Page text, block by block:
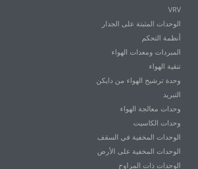
VRV
الوحدات المثبتة على الجدار
أنظمة التحكم
المبردات ومعدات الهواء
تنقية الهواء
وحدة ترشيح الهواء من دايكن
التبريد
وحدات معالجة الهواء
وحدات الكاسيت
الوحدات المخفية في السقف
الوحدات المخفية على الأرض
الوحدات ذات المراوح